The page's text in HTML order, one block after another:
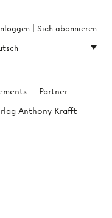
Partner
Anthony Krafft
Sich abonnieren